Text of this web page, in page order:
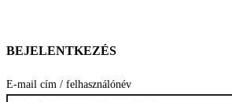
BEJELENTKEZÉS
E-mail cím / felhasználónév